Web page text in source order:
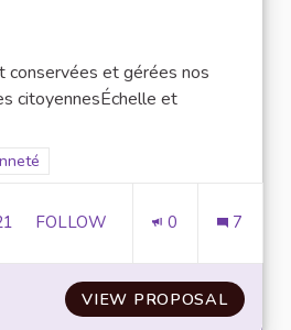
conservées et gérées nos
citoyennesÉchelle et
Numérique et Citoyenneté
21 FOLLOWERS
FOLLOW 0 7
VIEW PROPOSALAUDIT